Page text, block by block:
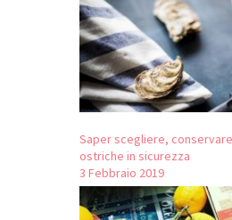
Saper scegliere,
ostriche in sicurezza
3 Febbraio 2019